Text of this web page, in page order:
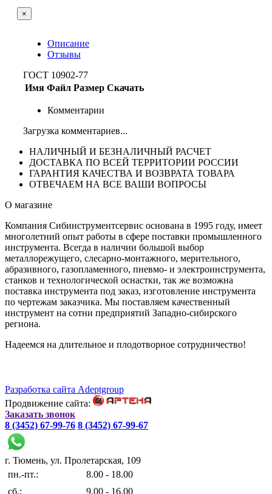
×
Описание
Отзывы
ГОСТ 10902-77
Имя Файл Размер Скачать
Комментарии
Загрузка комментариев...
НАЛИЧНЫЙ И БЕЗНАЛИЧНЫЙ РАСЧЕТ
ДОСТАВКА ПО ВСЕЙ ТЕРРИТОРИИ РОССИИ
ГАРАНТИЯ КАЧЕСТВА И ВОЗВРАТА ТОВАРА
ОТВЕЧАЕМ НА ВСЕ ВАШИ ВОПРОСЫ
О магазине
Компания Сибинструментсервис основана в 1995 году, имеет
многолетний опыт работы в сфере поставки промышленного
инструмента. Всегда в наличии большой выбор
металлорежущего, слесарно-монтажного, мерительного,
абразивного, газопламенного, пневмо- и электроинструмента,
станков и технологической оснастки, так же возможна
поставка инструмента под заказ, изготовление инструмента
по чертежам заказчика. Мы поставляем качественный
инструмент на сотни предприятий Западно-сибирского
региона.
Надеемся на длительное и плодотворное сотрудничество!
Разработка сайта Adeptgroup
Продвижение сайта:
Заказать звонок
8 (3452) 67-99-76 8 (3452) 67-99-67
г. Тюмень, ул. Пролетарская, 109
пн.-пт.:
8.00 - 18.00
сб.:
9.00 - 16.00